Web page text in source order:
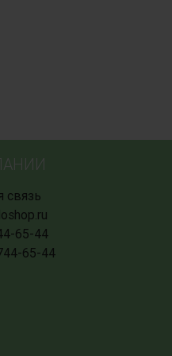
связь
65-44
65-44